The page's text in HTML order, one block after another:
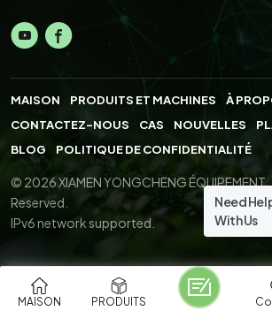
MAISON PRODUITS ET MACHINES
À
CONTACTEZ-NOUS
CAS NOUVELLES
BLOG
POLITIQUE DE CONFIDENTIALITÉ
© 2026 XIAMEN YONGCHENG
Reserved.
IPv6 network supported.
MAISON PRODUITS
Need
With Us